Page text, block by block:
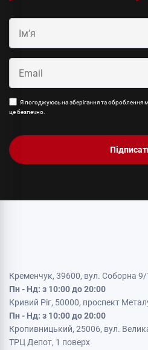
Я погоджуюсь на зберігання та оброблення
це безпечно.